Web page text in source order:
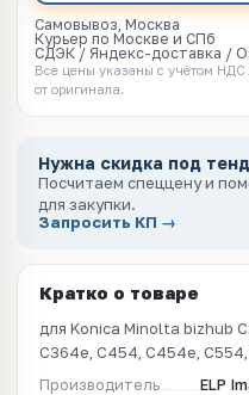
Самовывоз, Москва
Курьер по Москве и СПб
СДЭК / Яндекс-доставка /
Все цены указаны с учётом НДС
от оригинала.
Нужна скидка под
Посчитаем спеццену и
для закупки.
Запросить КП →
Кратко о товаре
для Konica Minolta bizhub
C364e, C454, C454e,
Производитель
ELP